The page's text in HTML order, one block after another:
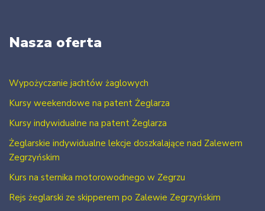
Nasza oferta
Wypożyczanie jachtów żaglowych
Kursy weekendowe na patent Żeglarza
Kursy indywidualne na patent Żeglarza
Żeglarskie indywidualne lekcje doszkalające nad Zalewem
Zegrzyńskim
Kurs na sternika motorowodnego w Zegrzu
Rejs żeglarski ze skipperem po Zalewie Zegrzyńskim